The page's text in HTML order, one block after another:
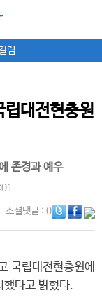
럼
립대전현충원
존경과 예우
소셜댓글: 0
국립대전현충원에
했다고 밝혔다.